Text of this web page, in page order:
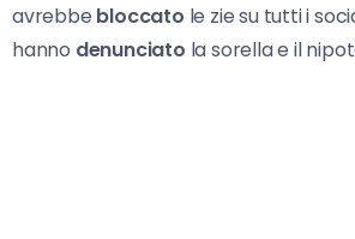
avrebbe bloccato le zie su tutti i
hanno denunciato la sorella e il